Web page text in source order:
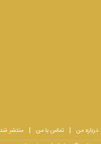
درباره من تماس با من منتشر